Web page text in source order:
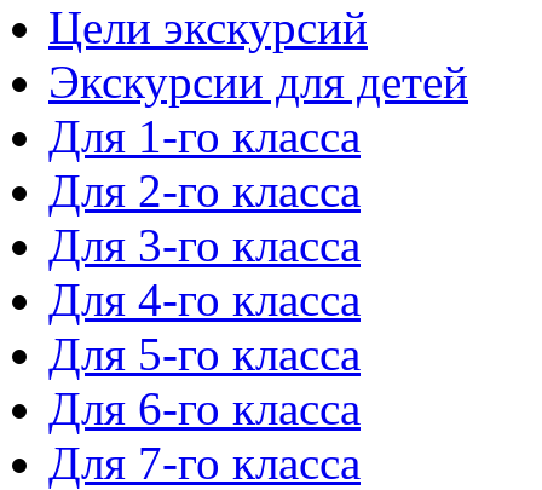
Цели экскурсий
Экскурсии для детей
Для 1-го класса
Для 2-го класса
Для 3-го класса
Для 4-го класса
Для 5-го класса
Для 6-го класса
Для 7-го класса